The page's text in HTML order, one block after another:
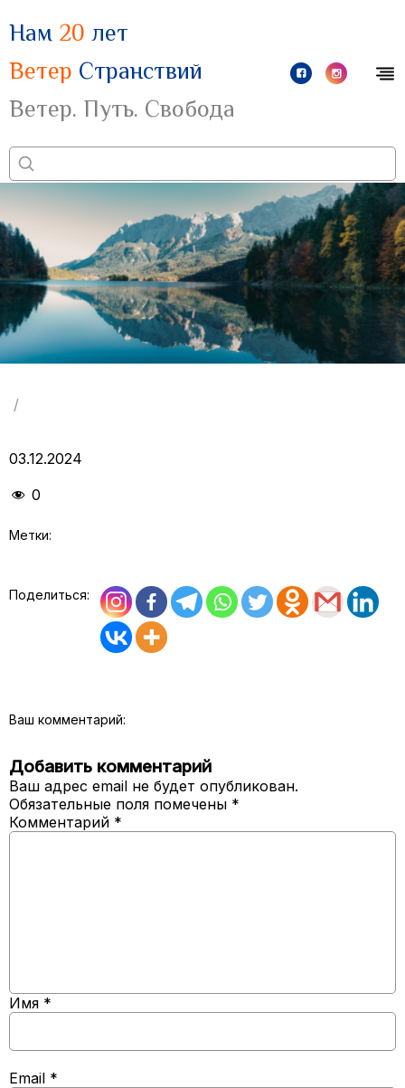
Нам 20 лет
Ветер Странствий
Ветер. Путь. Свобода
/
03.12.2024
0
Метки:
Поделиться:
Ваш комментарий:
Добавить комментарий
Ваш адрес email не будет опубликован.
Обязательные поля помечены *
Комментарий *
Имя *
Email *